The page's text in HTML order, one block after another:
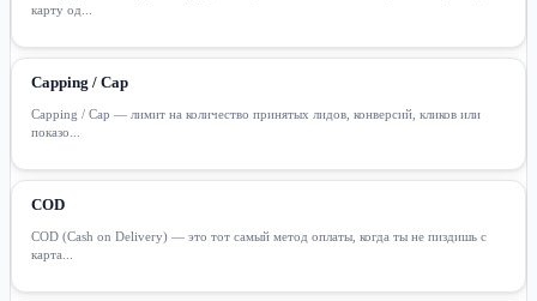
карту од...
Capping / Cap
Capping / Cap — лимит на количество принятых лидов, конверсий, кликов или
показо...
COD
COD (Cash on Delivery) — это тот самый метод оплаты, когда ты не пиздишь с
карта...